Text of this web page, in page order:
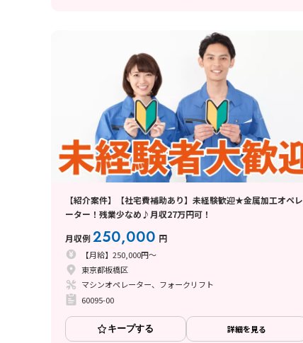
【紹介案件】【社宅費補助あり】未経験歓迎★金属加工オペレ
ーター！残業少なめ♪月収27万円可！
月収例250,000 円
【月給】250,000円～
東京都板橋区
マシンオペレーター、フォークリフト
60095-00
キープする 詳細を見る